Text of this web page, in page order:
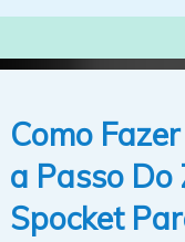
Como
a Passo Do
Spocket